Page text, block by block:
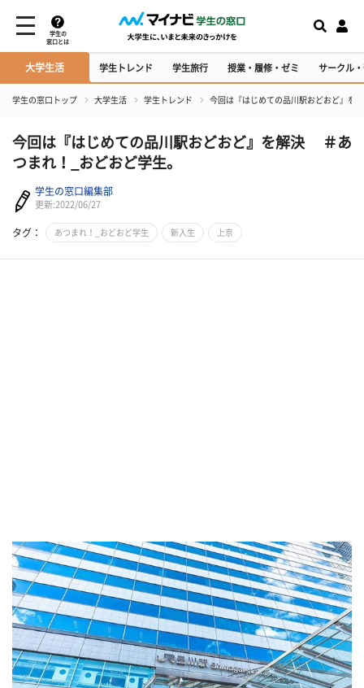
学生の
窓口とは
大学生活 学生トレンド 学生旅行 授業・履修・ゼミ サークル
学生の窓口トップ 大学生活 学生トレンド 今回は『はじめての品川駅おどおど』
今回は『はじめての品川駅おどおど』を解決 ＃あ
つまれ！_おどおど学生。
学生の窓口編集部
更新:2022/06/27
タグ： あつまれ！_おどおど学生 新入生 上京